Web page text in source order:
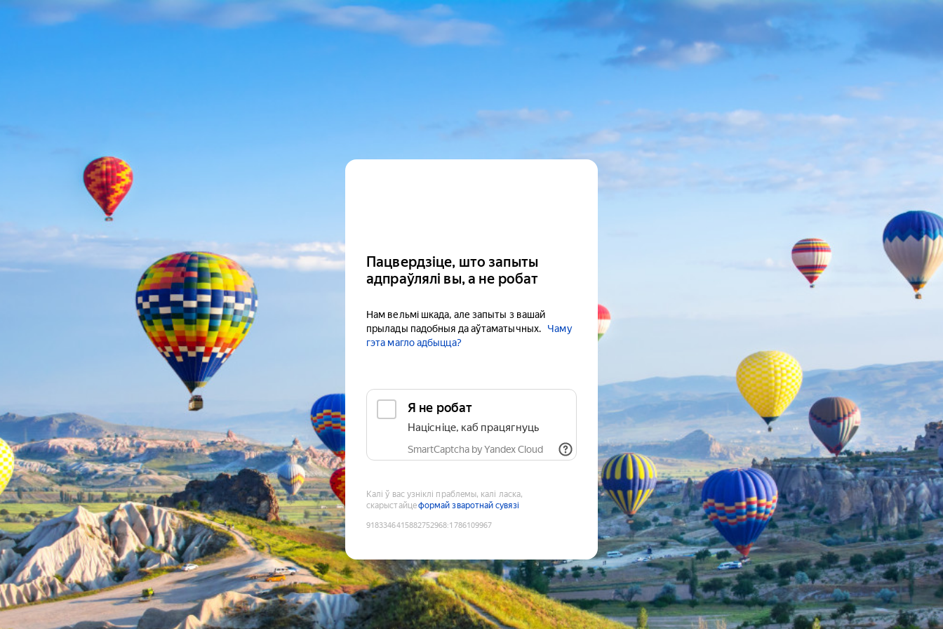
Пацвердзіце, што запыты
адпраўлялі вы, а не робат
Нам вельмі шкада, але запыты з вашай
прылады падобныя да аўтаматычных.
Чаму
гэта магло адбыцца?
Я не робат
Націсніце, каб працягнуць
SmartCaptcha by Yandex Cloud
Калі ў вас узніклі праблемы, калі ласка,
скарыстайцеформай зваротнай сувязі
9183346415882752968:1786109967